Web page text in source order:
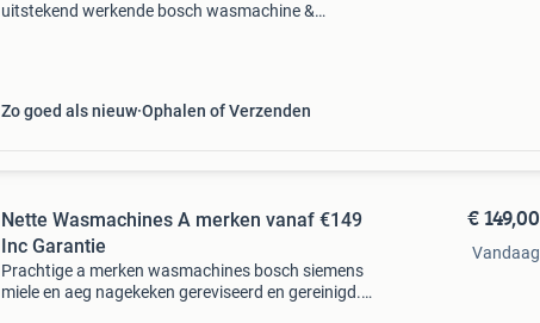
uitstekend werkende bosch wasmachine &
Zo goed als nieuw Ophalen of Verzenden
Nette Wasmachines A merken vanaf €149
Inc Garantie
Prachtige a merken wasmachines bosch siemens
miele en aeg nagekeken gereviseerd en gereinigd.
€ 149,00
Vandaag